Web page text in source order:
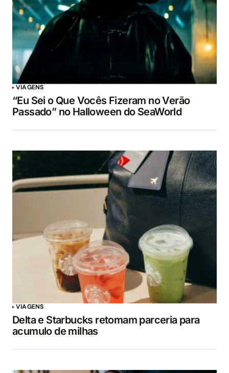
VIAGENS
“Eu Sei o Que Vocês Fizeram no Verão
Passado” no Halloween do SeaWorld
VIAGENS
Delta e Starbucks retomam parceria para
acumulo de milhas